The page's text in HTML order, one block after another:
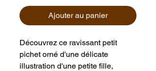
Ajouter au panier
Découvrez ce ravissant petit
pichet orné d'une délicate
illustration d'une petite fille,